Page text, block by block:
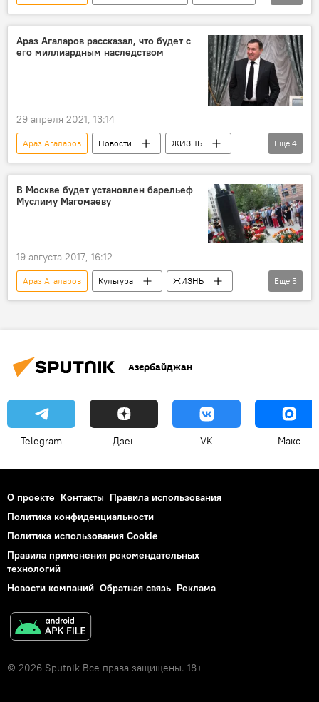
Алена Гаврилова
Араз Агаларов рассказал, что будет с
его миллиардным наследством
29 апреля 2021, 13:14
Араз Агаларов Новости
ЖИЗНЬ
Азербайджан
Россия
Наследство
дети
Еще 4
В Москве будет установлен барельеф
Муслиму Магомаеву
19 августа 2017, 16:12
Араз Агаларов Культура
ЖИЗНЬ
Новости
Россия
Москва
Еще 5
Азербайджан
Telegram Дзен VK Макс
О проекте Контакты Правила использования
Политика конфиденциальности
Политика использования Cookie
Правила применения рекомендательных
технологий
Новости компаний Обратная связь Реклама
© 2026 Sputnik Все права защищены. 18+